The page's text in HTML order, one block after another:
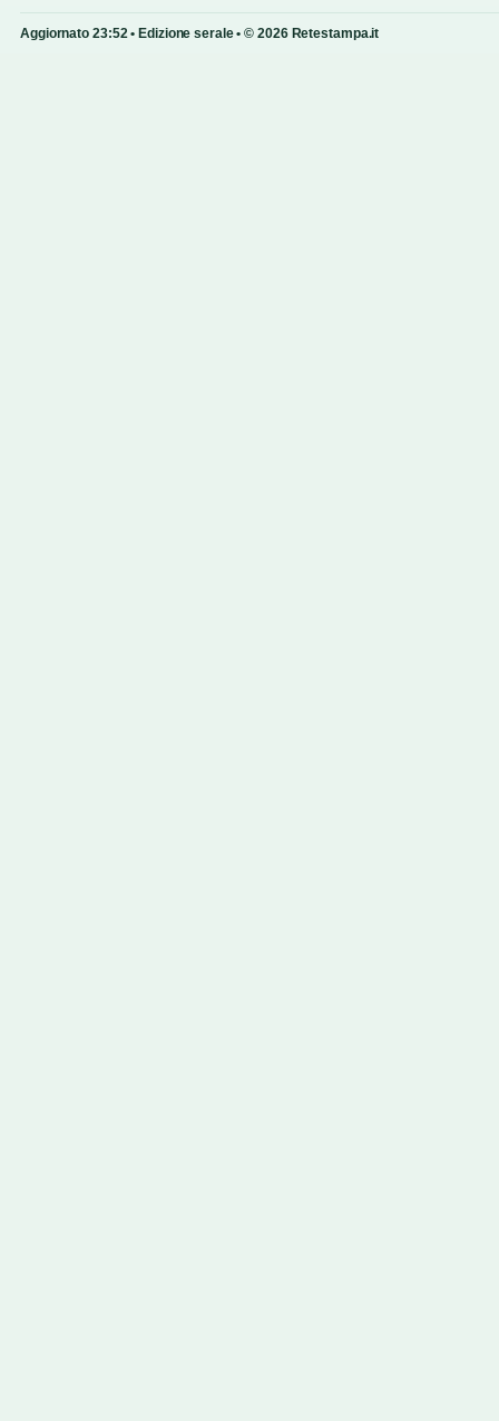
Aggiornato 23:52 • Edizione serale • © 2026 Retestampa.it